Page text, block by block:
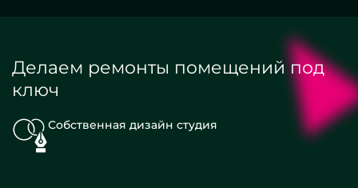
Делаем ремонты помещений под
ключ
Собственная дизайн студия